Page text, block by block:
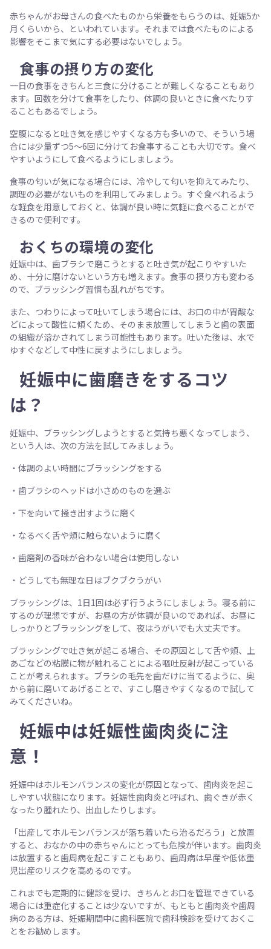
赤ちゃんがお母さんの食べたものから栄養をもらうのは、妊娠5か
月くらいから、といわれています。それまでは食べたものによる
影響をそこまで気にする必要はないでしょう。
食事の摂り方の変化
一日の食事をきちんと三食に分けることが難しくなることもあり
ます。回数を分けて食事をしたり、体調の良いときに食べたりす
ることもあるでしょう。
空腹になると吐き気を感じやすくなる方も多いので、そういう場
合には少量ずつ5〜6回に分けてお食事することも大切です。食べ
やすいようにして食べるようにしましょう。
食事の匂いが気になる場合には、冷やして匂いを抑えてみたり、
調理の必要がないものを利用してみましょう。すぐ食べれるよう
な軽食を用意しておくと、体調が良い時に気軽に食べることがで
きるので便利です。
おくちの環境の変化
妊娠中は、歯ブラシで磨こうとすると吐き気が起こりやすいた
め、十分に磨けないという方も増えます。食事の摂り方も変わる
ので、ブラッシング習慣も乱れがちです。
また、つわりによって吐いてしまう場合には、お口の中が胃酸な
どによって酸性に傾くため、そのまま放置してしまうと歯の表面
の組織が溶かされてしまう可能性もあります。吐いた後は、水で
ゆすぐなどして中性に戻すようにしましょう。
妊娠中に歯磨きをするコツ
は？
妊娠中、ブラッシングしようとすると気持ち悪くなってしまう、
という人は、次の方法を試してみましょう。
・体調のよい時間にブラッシングをする
・歯ブラシのヘッドは小さめのものを選ぶ
・下を向いて掻き出すように磨く
・なるべく舌や頬に触らないように磨く
・歯磨剤の香味が合わない場合は使用しない
・どうしても無理な日はブクブクうがい
ブラッシングは、1日1回は必ず行うようにしましょう。寝る前に
するのが理想ですが、お昼の方が体調が良いのであれば、お昼に
しっかりとブラッシングをして、夜はうがいでも大丈夫です。
ブラッシングで吐き気が起こる場合、その原因として舌や頬、上
あごなどの粘膜に物が触れることによる嘔吐反射が起こっている
ことが考えられます。ブラシの毛先を歯だけに当てるように、奥
から前に磨いてあげることで、すこし磨きやすくなるので試して
みてくださいね。
妊娠中は妊娠性歯肉炎に注
意！
妊娠中はホルモンバランスの変化が原因となって、歯肉炎を起こ
しやすい状態になります。妊娠性歯肉炎と呼ばれ、歯ぐきが赤く
なったり腫れたり、出血したりします。
「出産してホルモンバランスが落ち着いたら治るだろう」と放置
すると、おなかの中の赤ちゃんにとっても危険が伴います。歯肉炎
は放置すると歯周病を起こすこともあり、歯周病は早産や低体重
児出産のリスクを高めるのです。
これまでも定期的に健診を受け、きちんとお口を管理できている
場合には重症化することは少ないですが、もともと歯肉炎や歯周
病のある方は、妊娠期間中に歯科医院で歯科検診を受けておくこ
とをお勧めします。